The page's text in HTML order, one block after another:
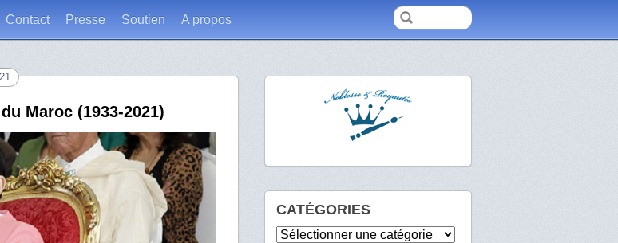
Contact Presse Soutien A propos
Maroc (1933-2021)
CATÉGORIES
Catégories